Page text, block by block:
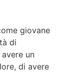
giovane
di
un
di avere